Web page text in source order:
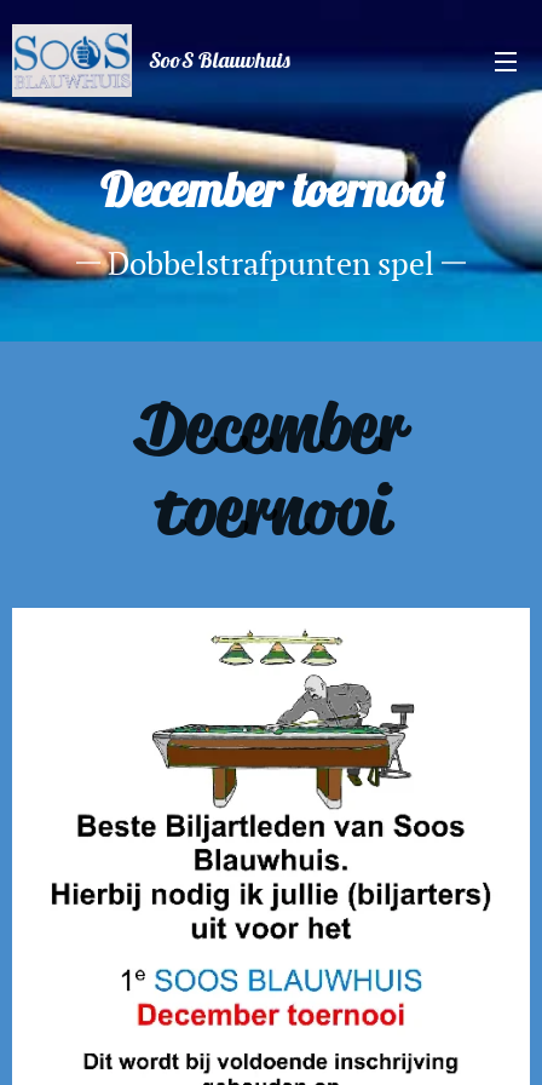
SooS Blauwhuis
December toernooi
Dobbelstrafpunten spel
December
toernooi